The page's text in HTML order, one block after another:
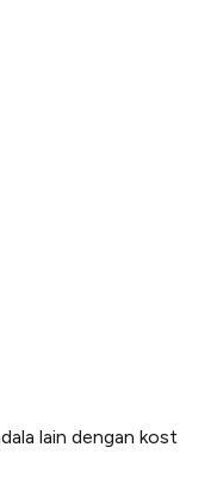
lain dengan kost